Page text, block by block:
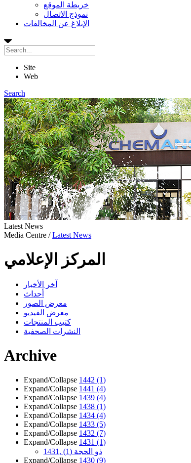
خريطة الموقع
نموذج الاتصال
الإبلاغ عن المخالفات
Site
Web
Search
Latest News
Media Centre /Latest News
المركز الإعلامي
آخر الأخبار
أحداث
معرض الصور
معرض الفيديو
كتيب المنتجات
النشرات الصحفية
Archive
Expand/Collapse 1442 (1)
Expand/Collapse 1441 (4)
Expand/Collapse 1439 (4)
Expand/Collapse 1438 (1)
Expand/Collapse 1434 (4)
Expand/Collapse 1433 (5)
Expand/Collapse 1432 (7)
Expand/Collapse 1431 (1)
1431, ذو الحجة (1)
Expand/Collapse 1430 (9)